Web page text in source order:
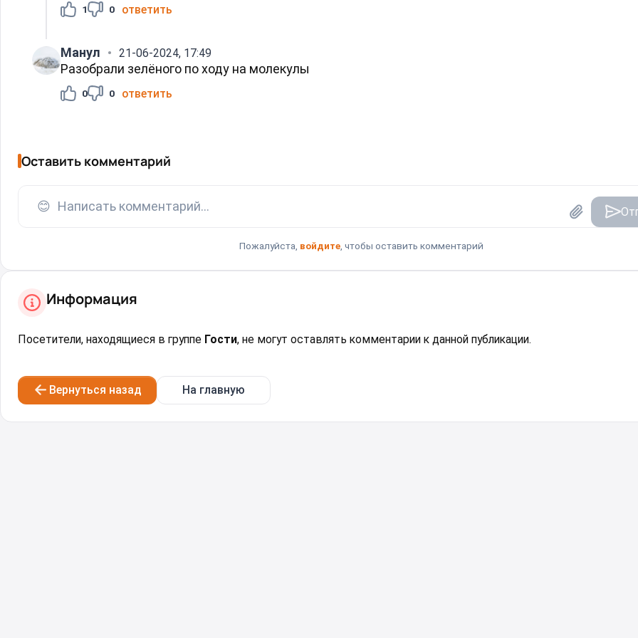
1 0 ответить
Манул 21-06-2024, 17:49
Разобрали зелёного по ходу на молекулы
0 0 ответить
Оставить комментарий
😊 Написать комментарий...
Пожалуйста, войдите, чтобы оставить комментарий
Информация
Посетители, находящиеся в группе Гости, не могут оставлять комментарии к данной публикации.
Вернуться назад На главную